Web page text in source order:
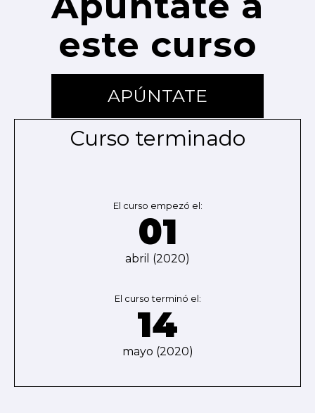
este curso
APÚNTATE
Curso terminado
El curso empezó el:
01
abril (2020)
El curso terminó el:
14
mayo (2020)